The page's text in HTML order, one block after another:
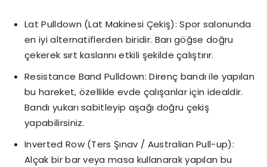
Lat Pulldown (Lat Makinesi Çekiş): Spor salonunda
en iyi alternatiflerden biridir. Barı göğse doğru
çekerek sırt kaslarını etkili şekilde çalıştırır.
Resistance Band Pulldown: Direnç bandı ile yapılan
bu hareket, özellikle evde çalışanlar için idealdir.
Bandı yukarı sabitleyip aşağı doğru çekiş
yapabilirsiniz.
Inverted Row (Ters Şınav / Australian Pull-up):
Alçak bir bar veya masa kullanarak yapılan bu